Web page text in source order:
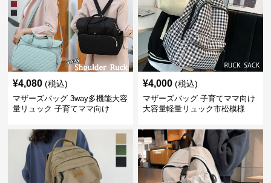
¥4,080 (税込)
マザーズバッグ 3way多機能大容
量リュック 子育てママ向け
¥4,000 (税込)
マザーズバッグ 子育てママ向け
大容量軽量リュック市松模様